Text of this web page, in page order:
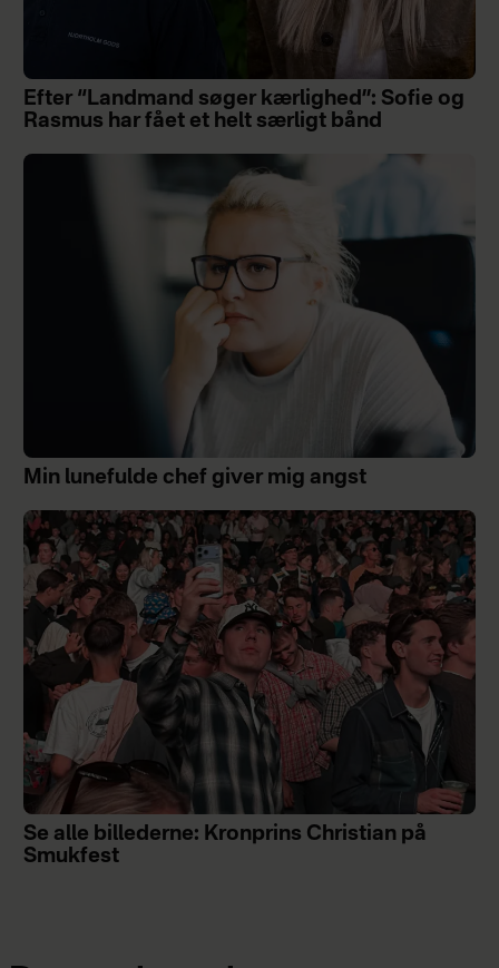
Efter “Landmand søger kærlighed”: Sofie og
Rasmus har fået et helt særligt bånd
Min lunefulde chef giver mig angst
Se alle billederne: Kronprins Christian på
Smukfest